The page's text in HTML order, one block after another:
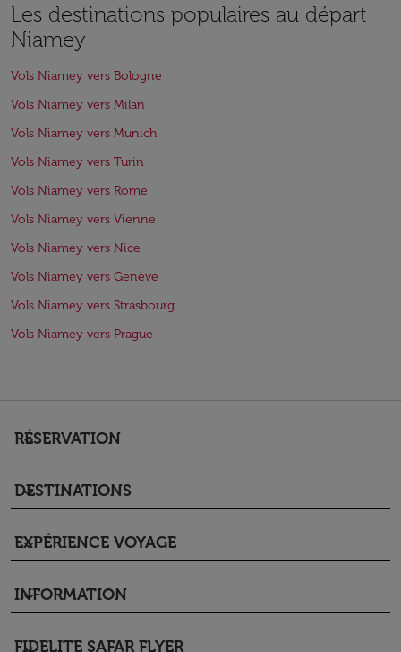
Les destinations populaires au départ
Niamey
Vols Niamey vers Bologne
Vols Niamey vers Milan
Vols Niamey vers Munich
Vols Niamey vers Turin
Vols Niamey vers Rome
Vols Niamey vers Vienne
Vols Niamey vers Nice
Vols Niamey vers Genève
Vols Niamey vers Strasbourg
Vols Niamey vers Prague
RÉSERVATION
keyboard_arrow_down
DESTINATIONS
keyboard_arrow_down
EXPÉRIENCE VOYAGE
keyboard_arrow_down
INFORMATION
keyboard_arrow_down
FIDELITE SAFAR FLYER